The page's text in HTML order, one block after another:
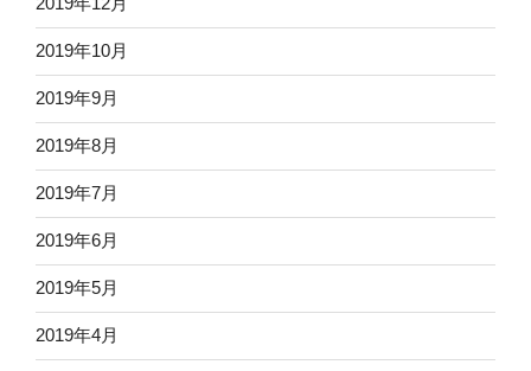
2019年10月
2019年9月
2019年8月
2019年7月
2019年6月
2019年5月
2019年4月